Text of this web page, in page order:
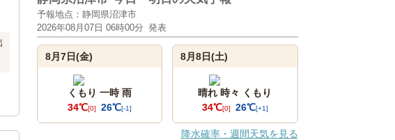
予報地点：静岡県沼津市
2026年08月07日 06時00分 発表
8月7日(金)
くもり 一時 雨
34℃[0] 26℃[-1]
8月8日(土)
晴れ 時々 くもり
34℃[0] 26℃[+1]
降水確率・週間天気を見る